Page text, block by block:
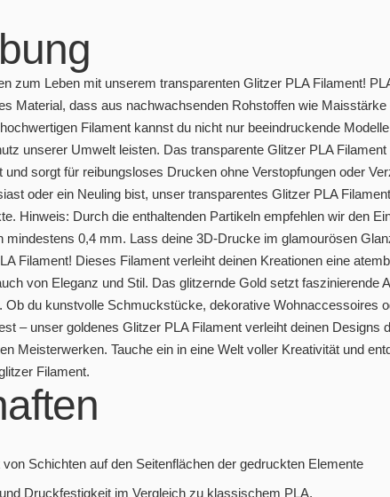
zum Leben mit unserem transparenten Glitzer PLA Filament!
Material, dass aus nachwachsenden Rohstoffen wie
Filament kannst du nicht nur beeindruckende
unserer Umwelt leisten. Das transparente Glitzer PLA Filament
sorgt für reibungsloses Drucken ohne Verstopfungen oder
oder ein Neuling bist, unser transparentes Glitzer PLA
Hinweis: Durch die enthaltenden Partikeln empfehlen wir den
mindestens 0,4 mm. Lass deine 3D-Drucke im glamourösen
Filament! Dieses Filament verleiht deinen Kreationen eine
von Eleganz und Stil. Das glitzernde Gold setzt faszinierende
Ob du kunstvolle Schmuckstücke, dekorative Wohnaccessoires
– unser goldenes Glitzer PLA Filament verleiht deinen Designs
Meisterwerken. Tauche ein in eine Welt voller Kreativität und
Filament.
Schichten auf den Seitenflächen der gedruckten Elemente
Druckfestigkeit im Vergleich zu klassischem PLA.